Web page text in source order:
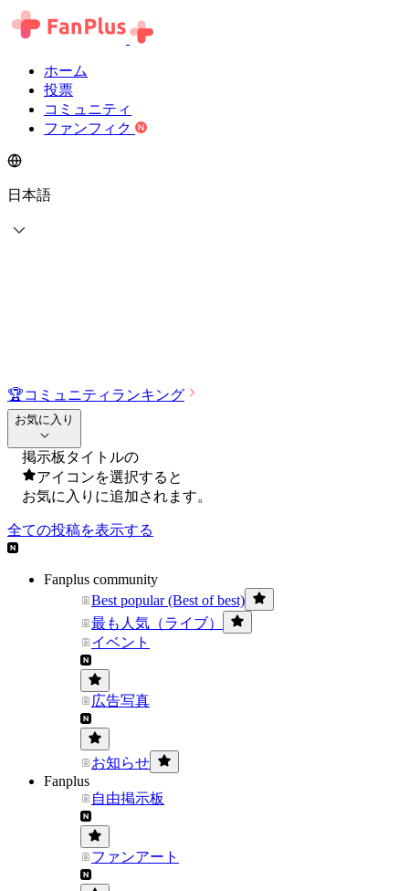
ホーム
投票
コミュニティ
ファンフィク
日本語
🏆コミュニティランキング
お気に入り
掲示板タイトルの
アイコンを選択すると
お気に入りに追加されます。
全ての投稿を表示する
Fanplus community
Best popular (Best of best)
最も人気（ライブ）
イベント
広告写真
お知らせ
Fanplus
自由掲示板
ファンアート